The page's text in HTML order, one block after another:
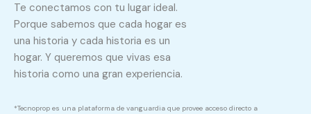
Te conectamos con tu lugar ideal.
Porque sabemos que cada hogar es
una historia y cada historia es un
hogar. Y queremos que vivas esa
historia como una gran experiencia.
*Tecnoprop es una plataforma de vanguardia que provee acceso directo a